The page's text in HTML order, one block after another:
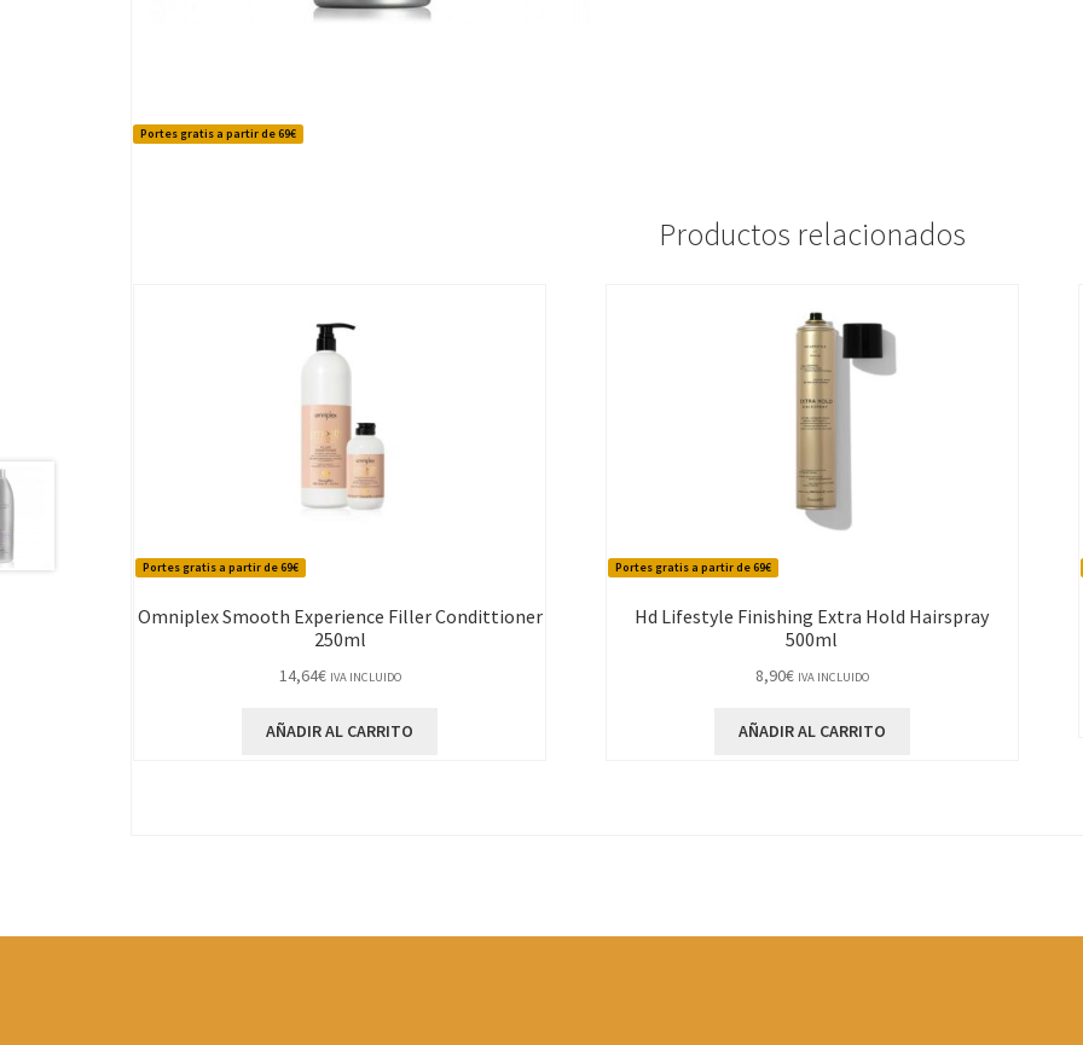
Portes gratis a partir de 69€
Productos relacionados
Portes gratis a partir de 69€
Omniplex Smooth Experience Filler Condittioner
250ml
14,64€ IVA INCLUIDO
AÑADIR AL CARRITO
Portes gratis a partir de 69€
Hd Lifestyle Finishing Extra Hold Hairspray
500ml
8,90€ IVA INCLUIDO
AÑADIR AL CARRITO